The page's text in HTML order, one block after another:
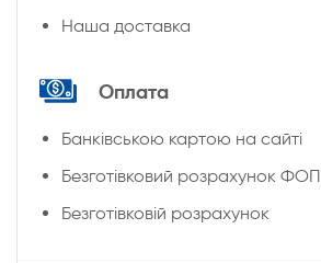
Наша доставка
Оплата
Банківською картою на сайті
Безготівковий розрахунок ФОП
Безготівковій розрахунок